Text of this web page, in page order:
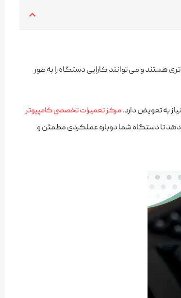
هستند و می‌ توانند کارایی دستگاه را به‌ طور
به تعویض دارد.مرکز تعمیرات تخصصی کامپیوتر
دهد تا دستگاه شما دوباره عملکردی مطمئن و